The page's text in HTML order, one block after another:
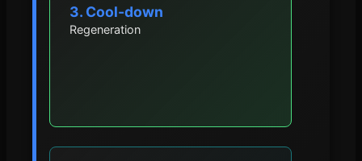
3. Cool-down
Regeneration